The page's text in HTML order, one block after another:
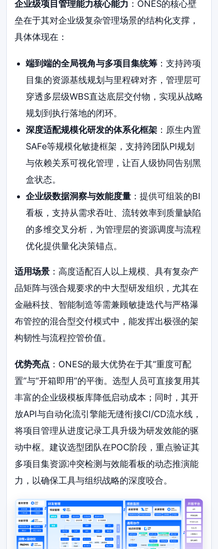
企业级项目管理能力核心能力 ：ONES的核心壁
垒在于其对企业级复杂管理场景的结构化支撑，
具体体现在：
端到端的全局视角与多项目集统筹：支持跨项
目集的资源基线规划与里程碑对齐，管理层可
穿透多层级WBS直达底层交付物，实现从战略
规划到执行落地的闭环。
深度适配规模化研发的体系化框架：原生内置
SAFe等规模化敏捷框架，支持跨团队PI规划
与依赖关系可视化管理，让百人级协同告别黑
盒状态。
企业级数据洞察与效能度量：提供可组装的BI
看板，支持从需求吞吐、流转效率到质量缺陷
的多维交叉分析，为管理层的资源调度与流程
优化提供量化决策锚点。
适用场景 ：高度适配百人以上规模、具有复杂产
品矩阵与强合规要求的中大型研发组织，尤其在
金融科技、智能制造等需兼顾敏捷迭代与严格瀑
布管控的混合型交付模式中，能发挥出极强的架
构韧性与流程控管价值。
优势亮点 ：ONES的最大优势在于其“重度可配
置”与“开箱即用”的平衡。选型人员可直接复用其
丰富的企业级模板库降低启动成本；同时，其开
放API与自动化流引擎能无缝衔接CI/CD流水线，
将项目管理从进度记录工具升级为研发效能的驱
动中枢。建议选型团队在POC阶段，重点验证其
多项目集资源冲突检测与效能看板的动态推演能
力，以确保工具与组织战略的深度咬合。